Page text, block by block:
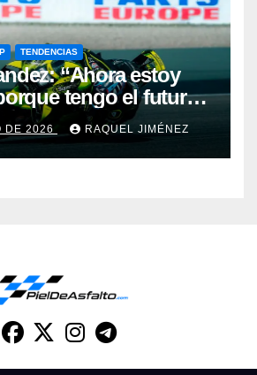
TENDENCIAS
“Ahora estoy
tengo el futuro
eso también se nota
DE 2026 RAQUEL JIMÉNEZ